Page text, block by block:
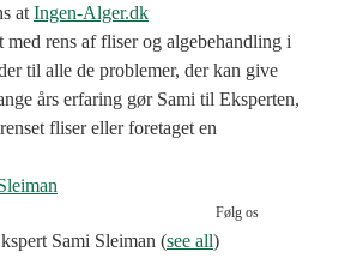
at Ingen-Alger.dk
med rens af fliser og algebehandling i
til alle de problemer, der kan give
års erfaring gør Sami til Eksperten,
fliser eller foretaget en
Følg os
Sami Sleiman (see all)